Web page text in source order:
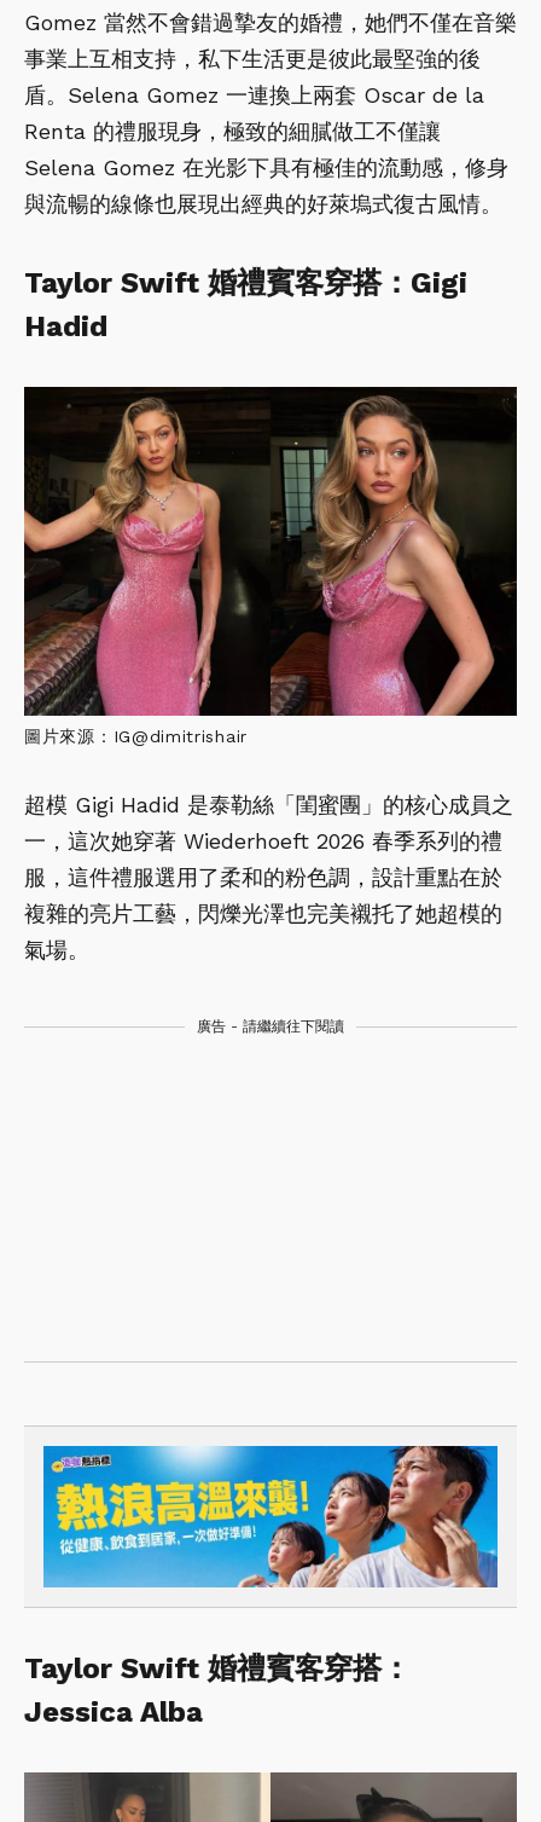
Gomez 當然不會錯過摯友的婚禮，她們不僅在音樂
事業上互相支持，私下生活更是彼此最堅強的後
盾。Selena Gomez 一連換上兩套 Oscar de la
Renta 的禮服現身，極致的細膩做工不僅讓
Selena Gomez 在光影下具有極佳的流動感，修身
與流暢的線條也展現出經典的好萊塢式復古風情。
Taylor Swift 婚禮賓客穿搭：Gigi
Hadid
圖片來源：IG@dimitrishair
超模 Gigi Hadid 是泰勒絲「閨蜜團」的核心成員之
一，這次她穿著 Wiederhoeft 2026 春季系列的禮
服，這件禮服選用了柔和的粉色調，設計重點在於
複雜的亮片工藝，閃爍光澤也完美襯托了她超模的
氣場。
廣告 - 請繼續往下閱讀
Taylor Swift 婚禮賓客穿搭：
Jessica Alba